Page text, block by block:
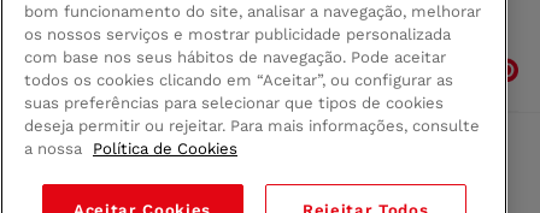
Siga-nos
Comprar na Madeira
Política de privacidad
bom funcionamento do site, analisar a navegação, melhorar
os nossos serviços e mostrar publicidade personalizada
com base nos seus hábitos de navegação. Pode aceitar
todos os cookies clicando em “Aceitar”, ou configurar as
suas preferências para selecionar que tipos de cookies
deseja permitir ou rejeitar. Para mais informações, consulte
a nossa
Política de Cookies